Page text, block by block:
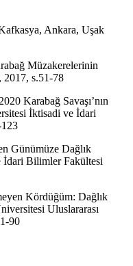
Ankara, Uşak
Müzakerelerinin
2017, s.51-78
Karabağ Savaşı’nın
İktisadi ve İdari
Günümüze Dağlık
İdari Bilimler Fakültesi
Kördüğüm: Dağlık
Uluslararası
90